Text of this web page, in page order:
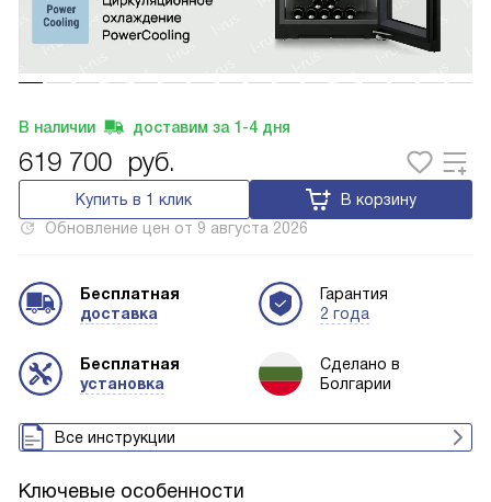
В наличии доставим за 1-4 дня
619 700 руб.
Купить в 1 клик
В корзину
Обновление цен от 9 августа 2026
Бесплатная
доставка
Бесплатная
установка
Гарантия
2 года
Сделано в
Болгарии
Все инструкции
Ключевые особенности